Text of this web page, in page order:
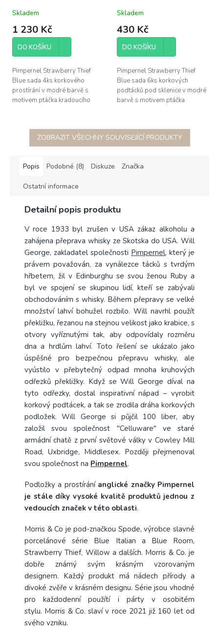
velké sada 4ks modrá
Skladem
1 230 Kč
DO KOŠÍKU
Pimpernel Strawberry Thief
Blue sada 4ks korkového
prostírání v modré barvě s
motivem ptáčka kradoucího
vrstev - korek o...
10,5x10,5cm sada 6ks
modrá
Skladem
430 Kč
DO KOŠÍKU
Pimpernel Strawberry Thief
Blue sada 6ks korkových
podtácků pod sklenice v modré
barvě s motivem ptáčka
vrstev - ...
ZOBRAZIT VŠECHNY SOUVISEJÍCÍ PRODUKTY
Popis Podobné (8) Diskuze Značka
Ostatní informace
Detailní popis produktu
V roce 1933byl zrušen v USA zákaz alkoholu a
zahájena přeprava whisky ze Skotska do USA. Will
George, zakladatel společnosti Pimpernel, který je
právem považován, za vynálezce tácků s tvrdým
hřbetem, žil v Edinburghu se svou ženou Ruby a
byl ve spojení se skupinou lidí, kteří se zabývali
obchodováním s whisky. Během přepravy se velké
množství lahví bohužel rozbilo. Will navrhl použít
překližku, řezanou na stejnou velikost jako krabice, s
otvory vyříznutými tak, aby odpovídaly rozměru
dna a hrdlům lahví. Toto řešení se ukázalo jako
úspěšné pro bezpečnou přepravu whisky, ale
vyústilo v přebytečný odpad mnoha kruhových
odřezků překližky. Když se Will George díval na
tyto odřezky, dostal inspirativní nápad – vyrobit
korkový podtácek, a tak se zrodila dráha korkových
podložek. Will George si půjčil 100 liber, aby
založil svou společnost "Celluware" ve staré
armádní chatě z první světové války v Cowley Mill
Road, Uxbridge, Middlesex. Později přejmenoval
svou společnost na Pimpernel.
Podložky a prostírání anglické značky Pimpernel
je stále díky vysoké kvalitě produktů jednou z
vedoucích značek v této oblasti.
Morris & Co je pod-značkou Spode, výrobce slavné
porcelánové série Blue Italian a Blue Room,
Strawberry Thief, Willow a dalších. Morris & Co. je
dobře známý svým krásným vzorovaným
designem. Každý produkt má nádech přírody a
divoké zvěře v krásném designu. Série jsou vhodné
pro každodenní použítí i párty v osobitém
stylu. Morris & Co. slaví v roce 2021 již 160 let od
svého vzniku.